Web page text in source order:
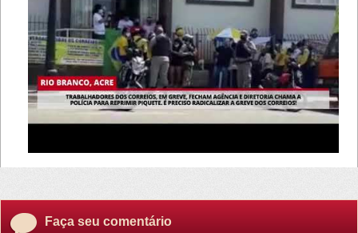
Faça seu comentário